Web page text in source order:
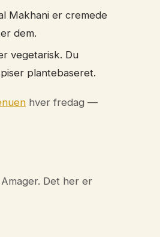
Makhani er cremede
dem.
vegetarisk. Du
plantebaseret.
hver fredag —
Det her er